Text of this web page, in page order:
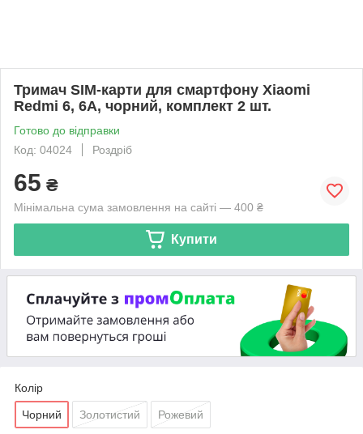
Тримач SIM-карти для смартфону Xiaomi
Redmi 6, 6A, чорний, комплект 2 шт.
Готово до відправки
Код: 04024
Роздріб
65 ₴
Мінімальна сума замовлення на сайті — 400 ₴
Купити
Колір
Чорний Золотистий Рожевий